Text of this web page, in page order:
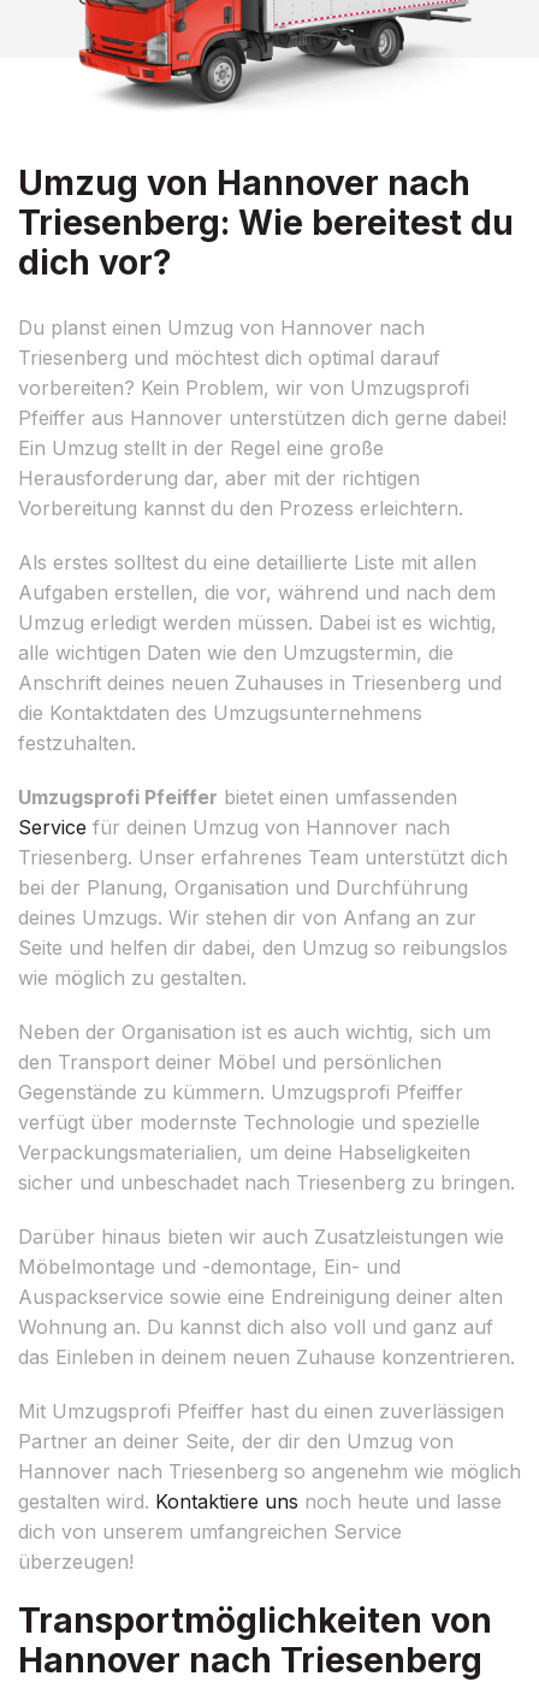
Umzug von Hannover nach
Triesenberg: Wie bereitest du
dich vor?
Du planst einen Umzug von Hannover nach
Triesenberg und möchtest dich optimal darauf
vorbereiten? Kein Problem, wir von Umzugsprofi
Pfeiffer aus Hannover unterstützen dich gerne dabei!
Ein Umzug stellt in der Regel eine große
Herausforderung dar, aber mit der richtigen
Vorbereitung kannst du den Prozess erleichtern.
Als erstes solltest du eine detaillierte Liste mit allen
Aufgaben erstellen, die vor, während und nach dem
Umzug erledigt werden müssen. Dabei ist es wichtig,
alle wichtigen Daten wie den Umzugstermin, die
Anschrift deines neuen Zuhauses in Triesenberg und
die Kontaktdaten des Umzugsunternehmens
festzuhalten.
Umzugsprofi Pfeiffer bietet einen umfassenden
Service für deinen Umzug von Hannover nach
Triesenberg. Unser erfahrenes Team unterstützt dich
bei der Planung, Organisation und Durchführung
deines Umzugs. Wir stehen dir von Anfang an zur
Seite und helfen dir dabei, den Umzug so reibungslos
wie möglich zu gestalten.
Neben der Organisation ist es auch wichtig, sich um
den Transport deiner Möbel und persönlichen
Gegenstände zu kümmern. Umzugsprofi Pfeiffer
verfügt über modernste Technologie und spezielle
Verpackungsmaterialien, um deine Habseligkeiten
sicher und unbeschadet nach Triesenberg zu bringen.
Darüber hinaus bieten wir auch Zusatzleistungen wie
Möbelmontage und -demontage, Ein- und
Auspackservice sowie eine Endreinigung deiner alten
Wohnung an. Du kannst dich also voll und ganz auf
das Einleben in deinem neuen Zuhause konzentrieren.
Mit Umzugsprofi Pfeiffer hast du einen zuverlässigen
Partner an deiner Seite, der dir den Umzug von
Hannover nach Triesenberg so angenehm wie möglich
gestalten wird. Kontaktiere uns noch heute und lasse
dich von unserem umfangreichen Service
überzeugen!
Transportmöglichkeiten von
Hannover nach Triesenberg